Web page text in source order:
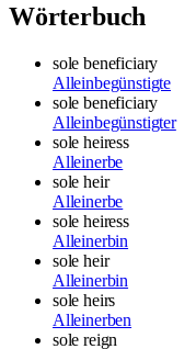
Wörterbuch
sole beneficiary
Alleinbegünstigte
sole beneficiary
Alleinbegünstigter
sole heiress
Alleinerbe
sole heir
Alleinerbe
sole heiress
Alleinerbin
sole heir
Alleinerbin
sole heirs
Alleinerben
sole reign